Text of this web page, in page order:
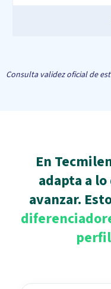
Consulta validez oficial de
En
adapta a
avanzar.